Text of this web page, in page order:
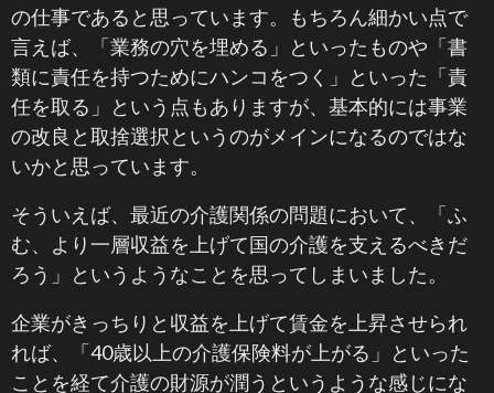
の仕事であると思っています。もちろん細かい点で
言えば、「業務の穴を埋める」といったものや「書
類に責任を持つためにハンコをつく」といった「責
任を取る」という点もありますが、基本的には事業
の改良と取捨選択というのがメインになるのではな
いかと思っています。
そういえば、最近の介護関係の問題において、「ふ
む、より一層収益を上げて国の介護を支えるべきだ
ろう」というようなことを思ってしまいました。
企業がきっちりと収益を上げて賃金を上昇させられ
れば、「40歳以上の介護保険料が上がる」といった
ことを経て介護の財源が潤うというような感じにな